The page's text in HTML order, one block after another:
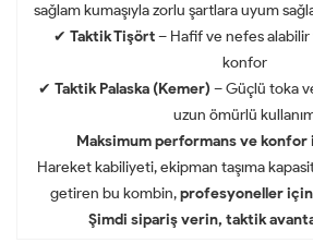
sağlam kumaşıyla zorlu şartlara uyum
✔ Taktik Tişört– Hafif ve nefes alabilir
konfor
✔ Taktik Palaska (Kemer) – Güçlü toka
uzun ömürlü
Maksimum performans ve konfor
Hareket kabiliyeti, ekipman taşıma
getiren bu kombin,profesyoneller
Şimdi sipariş verin, taktik